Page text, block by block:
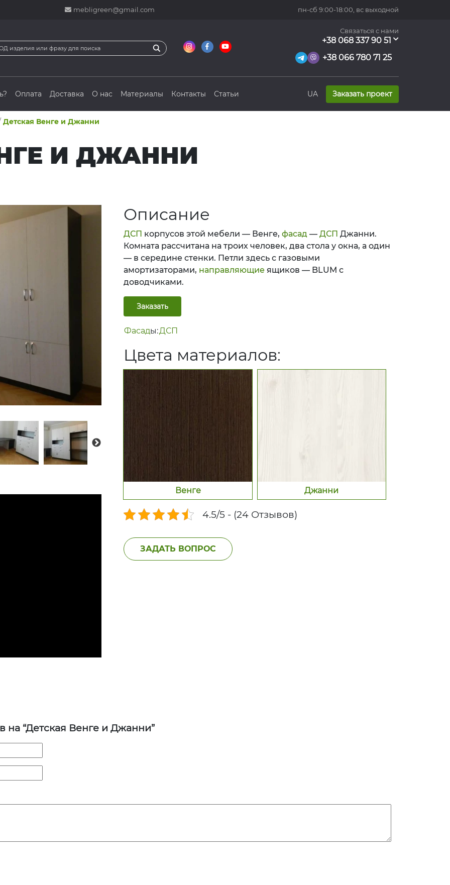
mebligreen@gmail.com пн-сб 9:00-18:00, вс выходной
Связаться с нами
+38 068 337 90 51
+38 066 780 71 25
Оплата Доставка О нас Материалы Контакты Статьи UA Заказать проект
Детская Венге и Джанни
И ДЖАННИ
Описание
ДСП корпусов этой мебели — Венге,фасад —ДСП Джанни.
Комната рассчитана на троих человек, два стола у окна, а один
— в середине стенки. Петли здесь с газовыми
амортизаторами, направляющие ящиков — BLUM с
доводчиками.
Заказать
Фасады:ДСП
Цвета материалов:
Венге Джанни
4.5/5 - (24 Отзывов)
ЗАДАТЬ ВОПРОС
на “Детская Венге и Джанни”